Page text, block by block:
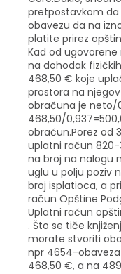
pretpostavkom da
obavezu da na
platite prirez
Kad od
na dohodak
468,50 € koje
prostora na
obračuna je neto/
468,50/
obračun.Porez od
uplatni račun
na broj na nalogu
uglu u polju poziv
broj isplatioca, a
račun Opštine
Uplatni račun
. Što se tiče
morate stvoriti
npr 4654-
468,50 €, a na